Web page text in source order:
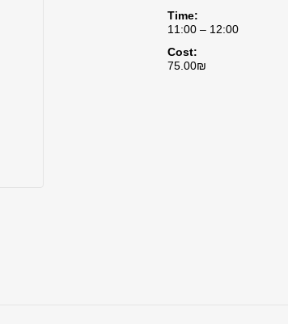
Time:
11:00 – 12:00
Cost:
75.00₪